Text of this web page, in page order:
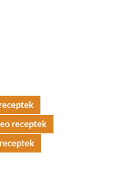
receptek